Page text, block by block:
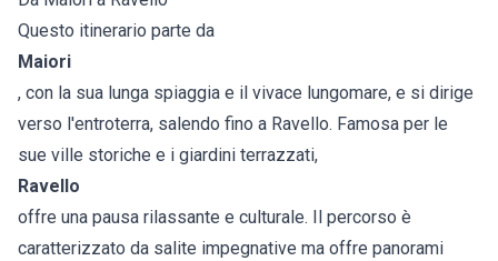
Questo itinerario parte da
Maiori
, con la sua lunga spiaggia e il vivace lungomare, e si dirige
verso l'entroterra, salendo fino a Ravello. Famosa per le
sue ville storiche e i giardini terrazzati,
Ravello
offre una pausa rilassante e culturale. Il percorso è
caratterizzato da salite impegnative ma offre panorami